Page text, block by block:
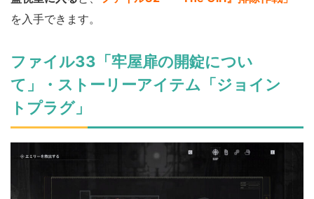
を入手できます。
ファイル33「牢屋扉の開錠につい
て」・ストーリーアイテム「ジョイン
トプラグ」